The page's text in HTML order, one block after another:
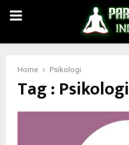
PRIMARY
MENU
Home Psikologi
Tag : Psikologi